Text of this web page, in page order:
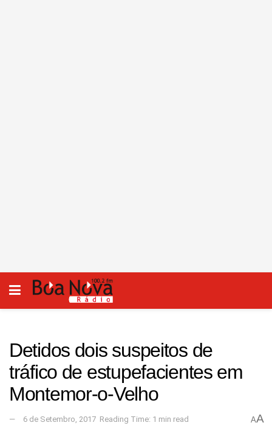
Detidos dois suspeitos de
tráfico de estupefacientes em
Montemor-o-Velho
6 de Setembro, 2017 Reading Time: 1 min read AA